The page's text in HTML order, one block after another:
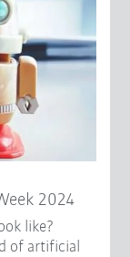
2024
like?
of artificial